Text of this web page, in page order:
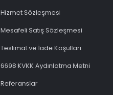
Hizmet Sözleşmesi
Mesafeli Satış Sözleşmesi
Teslimat ve İade Koşulları
6698 KVKK Aydınlatma Metni
Referanslar